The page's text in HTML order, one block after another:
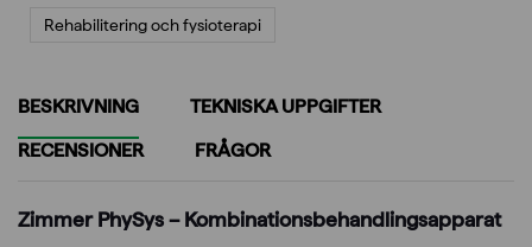
Rehabilitering och fysioterapi
BESKRIVNING
TEKNISKA UPPGIFTER
RECENSIONER
FRÅGOR
Zimmer PhySys – Kombinationsbehandlingsapparat